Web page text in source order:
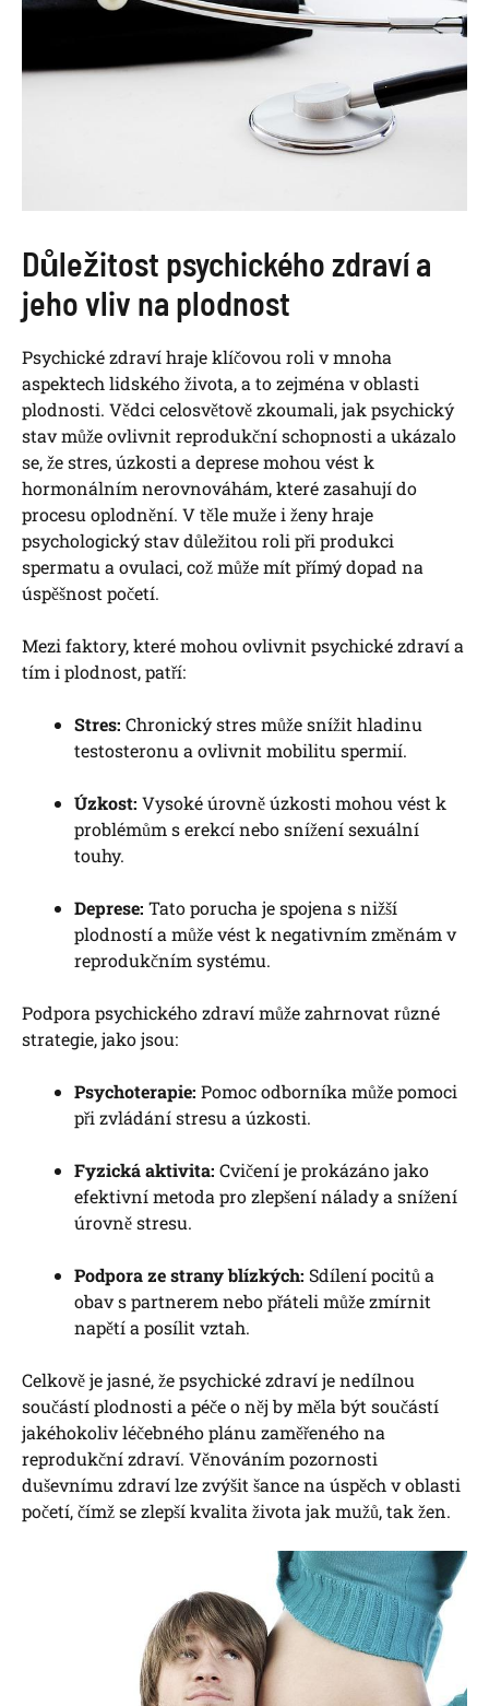
Důležitost psychického zdraví a
jeho vliv na plodnost
Psychické zdraví hraje klíčovou roli v mnoha
aspektech lidského života, a to zejména v oblasti
plodnosti. Vědci celosvětově zkoumali, jak psychický
stav může ovlivnit reprodukční schopnosti a ukázalo
se, že stres, úzkosti a deprese mohou vést k
hormonálním nerovnováhám, které zasahují do
procesu oplodnění. V těle muže i ženy hraje
psychologický stav důležitou roli při produkci
spermatu a ovulaci, což může mít přímý dopad na
úspěšnost početí.
Mezi faktory, které mohou ovlivnit psychické zdraví a
tím i plodnost, patří:
Stres: Chronický stres může snížit hladinu
testosteronu a ovlivnit mobilitu spermií.
Úzkost: Vysoké úrovně úzkosti mohou vést k
problémům s erekcí nebo snížení sexuální
touhy.
Deprese: Tato porucha je spojena s nižší
plodností a může vést k negativním změnám v
reprodukčním systému.
Podpora psychického zdraví může zahrnovat různé
strategie, jako jsou:
Psychoterapie: Pomoc odborníka může pomoci
při zvládání stresu a úzkosti.
Fyzická aktivita: Cvičení je prokázáno jako
efektivní metoda pro zlepšení nálady a snížení
úrovně stresu.
Podpora ze strany blízkých: Sdílení pocitů a
obav s partnerem nebo přáteli může zmírnit
napětí a posílit vztah.
Celkově je jasné, že psychické zdraví je nedílnou
součástí plodnosti a péče o něj by měla být součástí
jakéhokoliv léčebného plánu zaměřeného na
reprodukční zdraví. Věnováním pozornosti
duševnímu zdraví lze zvýšit šance na úspěch v oblasti
početí, čímž se zlepší kvalita života jak mužů, tak žen.